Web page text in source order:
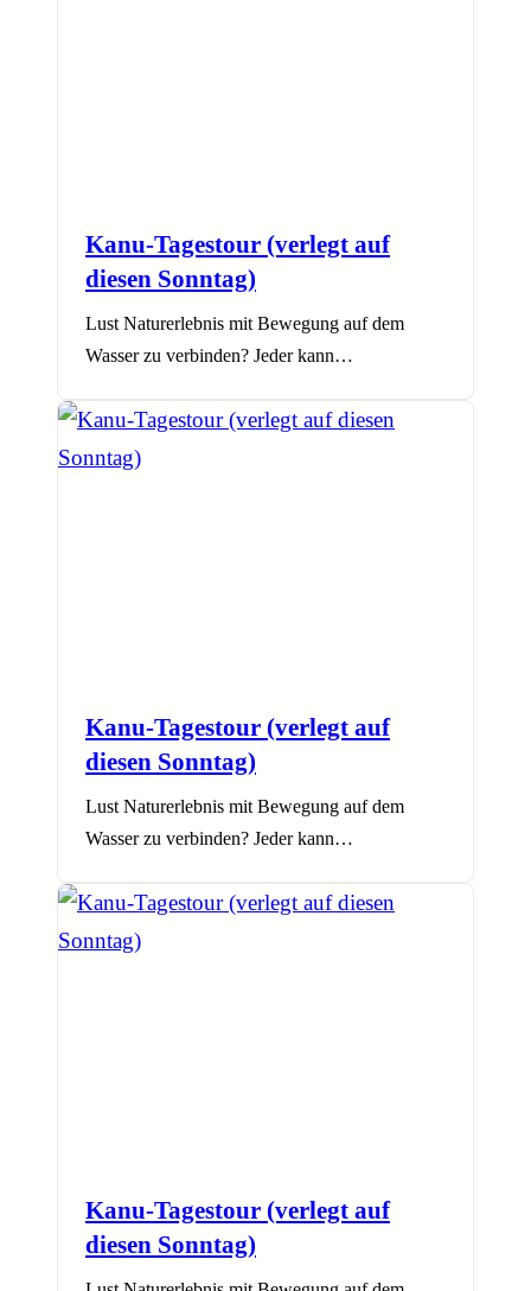
Kanu-Tagestour (verlegt auf
diesen Sonntag)
Lust Naturerlebnis mit Bewegung auf dem
Wasser zu verbinden? Jeder kann…
Kanu-Tagestour (verlegt auf
diesen Sonntag)
Lust Naturerlebnis mit Bewegung auf dem
Wasser zu verbinden? Jeder kann…
Kanu-Tagestour (verlegt auf
diesen Sonntag)